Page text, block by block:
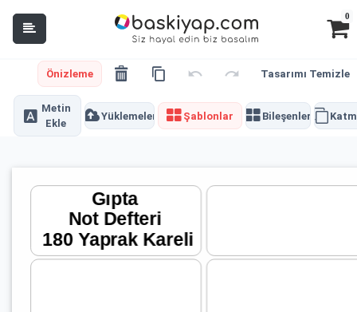
0
Önizleme Tasarımı Temizle
Metin
Ekle
Yüklemeler Şablonlar Bileşenler